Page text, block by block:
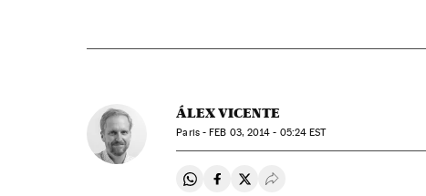
ÁLEX VICENTE
Paris -FEB 03, 2014 - 05:24 EST
Compartir en Whatsapp
Compartir en Facebook
Compartir en Twitter
Desplegar Redes Sociales